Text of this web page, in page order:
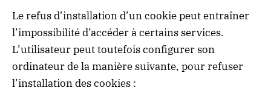
Le refus d’installation d’un cookie peut entraîner
l’impossibilité d’accéder à certains services.
L’utilisateur peut toutefois configurer son
ordinateur de la manière suivante, pour refuser
l’installation des cookies :